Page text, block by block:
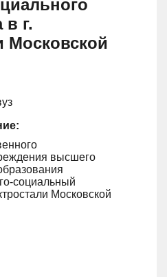
в г.
Московской
высшего
социальный
Московской